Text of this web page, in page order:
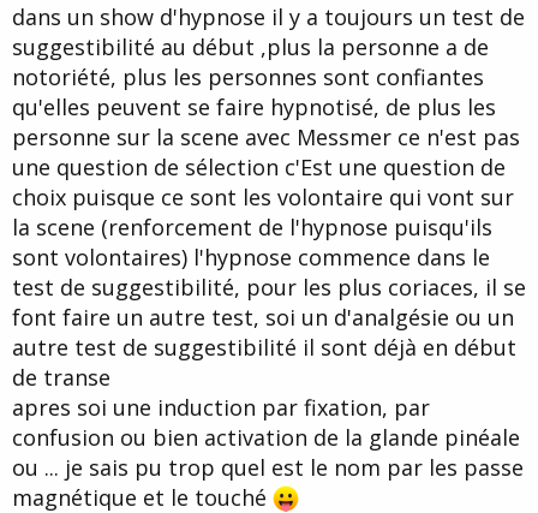
e
dans un show d'hypnose il y a toujours un test de
suggestibilité au début ,plus la personne a de
notoriété, plus les personnes sont confiantes
qu'elles peuvent se faire hypnotisé, de plus les
personne sur la scene avec Messmer ce n'est pas
une question de sélection c'Est une question de
choix puisque ce sont les volontaire qui vont sur
la scene (renforcement de l'hypnose puisqu'ils
sont volontaires) l'hypnose commence dans le
test de suggestibilité, pour les plus coriaces, il se
font faire un autre test, soi un d'analgésie ou un
autre test de suggestibilité il sont déjà en début
de transe
apres soi une induction par fixation, par
confusion ou bien activation de la glande pinéale
ou ... je sais pu trop quel est le nom par les passe
magnétique et le touché